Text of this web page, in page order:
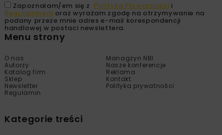
Zapoznałam/em się z Polityką Prywatności i
Regulaminem oraz wyrażam zgodę na otrzymywanie na
podany przeze mnie adres e-mail korespondencji
handlowej w postaci newslettera.
Menu strony
O nas
Managzyn NBI
Autorzy
Nasze konferencje
Katalog firm
Reklama
Sklep
Kontakt
Newsletter
Polityka prywatności
Regulamin
Kategorie treści